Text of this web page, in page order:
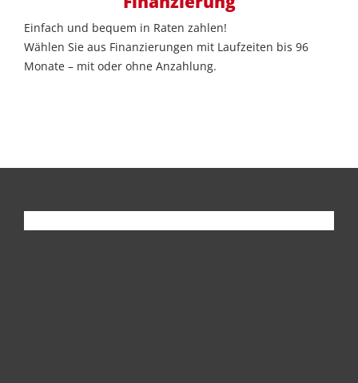
Einfach und bequem in Raten zahlen!
Wählen Sie aus Finanzierungen mit Laufzeiten bis 96
Monate – mit oder ohne Anzahlung.